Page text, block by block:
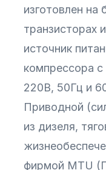
изготовлен на
транзисторах
источник
компрессора
220В, 50Гц и
Приводной
из дизеля,
фирмой MTU